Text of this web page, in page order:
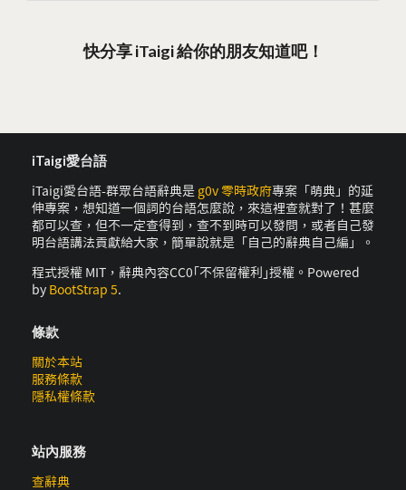
快分享 iTaigi 給你的朋友知道吧！
iTaigi愛台語
iTaigi愛台語-群眾台語辭典是 g0v 零時政府專案「萌典」的延
伸專案，想知道一個詞的台語怎麼說，來這裡查就對了！甚麼
都可以查，但不一定查得到，查不到時可以發問，或者自己發
明台語講法貢獻給大家，簡單說就是「自己的辭典自己編」。
程式授權 MIT，辭典內容CC0｢不保留權利｣授權。Powered
by BootStrap 5.
條款
關於本站
服務條款
隱私權條款
站內服務
查辭典